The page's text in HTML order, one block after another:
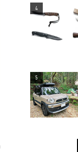
4
5